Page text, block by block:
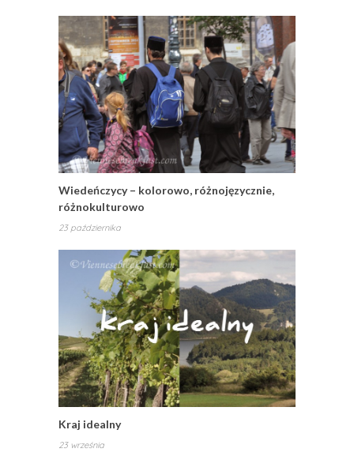
Wiedeńczycy – kolorowo, różnojęzycznie,
różnokulturowo
23 października
Kraj idealny
23 września